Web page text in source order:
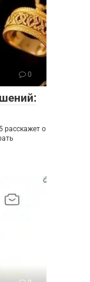
0
расскажет о